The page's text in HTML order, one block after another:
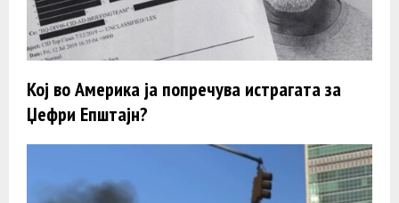
Кој во Америка ја попречува истрагата за
Џефри Епштајн?